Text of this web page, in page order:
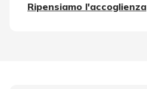
Ripensiamo l'accoglienza